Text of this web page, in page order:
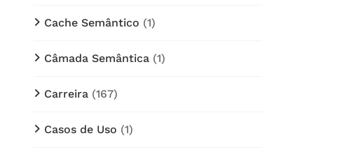
Cache Semântico (1)
Câmada Semântica (1)
Carreira (167)
Casos de Uso (1)